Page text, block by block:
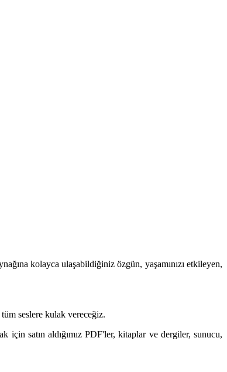
kolayca ulaşabildiğiniz özgün, yaşamınızı etkileyen,
seslere kulak vereceğiz.
için satın aldığımız PDF'ler, kitaplar ve dergiler, sunucu,